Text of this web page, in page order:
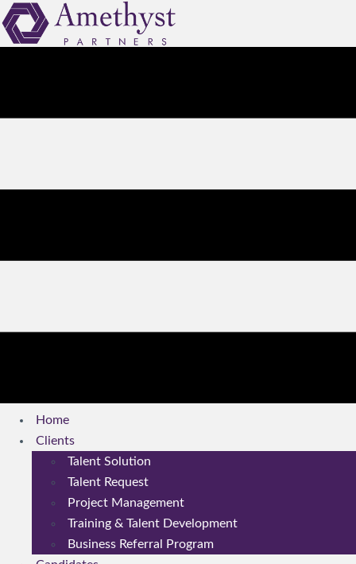
Home
Clients
Talent Solution
Talent Request
Project Management
Training & Talent Development
Business Referral Program